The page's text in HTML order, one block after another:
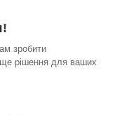
зробити
рішення для ваших